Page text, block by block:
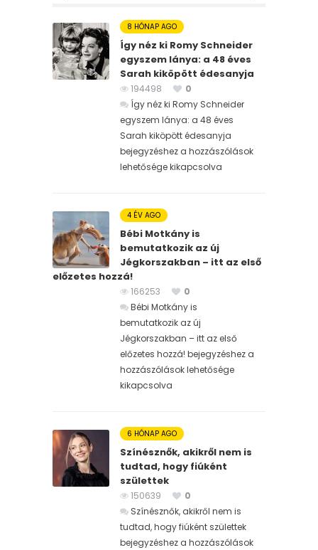
8 HÓNAP AGO
Így néz ki Romy Schneider
egyszem lánya: a 48 éves
Sarah kiköpött édesanyja
194498
0
Így néz ki Romy Schneider
egyszem lánya: a 48 éves
Sarah kiköpött édesanyja
bejegyzéshez a hozzászólások
lehetősége kikapcsolva
4 ÉV AGO
Bébi Motkány is
bemutatkozik az új
Jégkorszakban – itt az első
előzetes hozzá!
166253
0
Bébi Motkány is
bemutatkozik az új
Jégkorszakban – itt az első
előzetes hozzá! bejegyzéshez a
hozzászólások lehetősége
kikapcsolva
6 HÓNAP AGO
Színésznők, akikről nem is
tudtad, hogy fiúként
születtek
150639
0
Színésznők, akikről nem is
tudtad, hogy fiúként születtek
bejegyzéshez a hozzászólások